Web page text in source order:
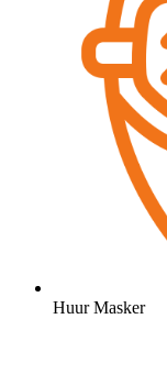
Huur Masker